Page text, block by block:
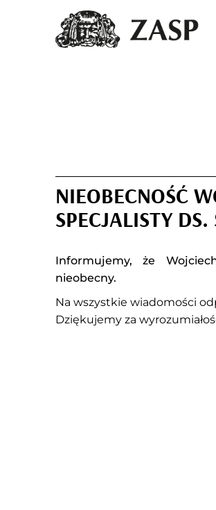
NIEOBECNOŚĆ
SPECJALISTY DS.
Informujemy, że
nieobecny.
Na wszystkie wiadomości
Dziękujemy za